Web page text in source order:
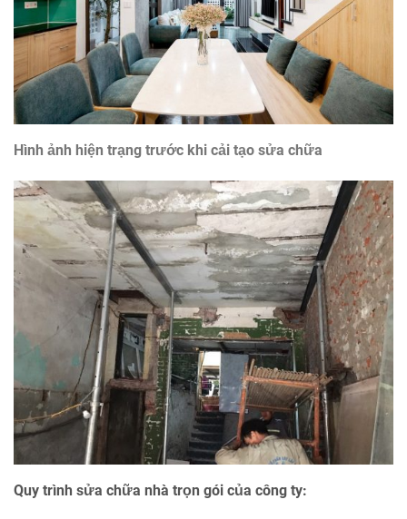
Hình ảnh hiện trạng trước khi cải tạo sửa chữa
Quy trình sửa chữa nhà trọn gói của công ty: